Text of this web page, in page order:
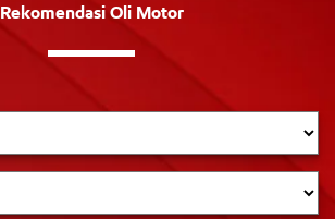
Rekomendasi Oli Motor